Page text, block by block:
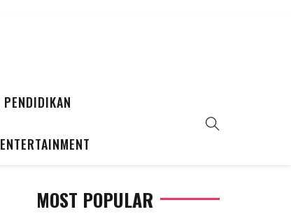
PENDIDIKAN
ENTERTAINMENT
MOST POPULAR